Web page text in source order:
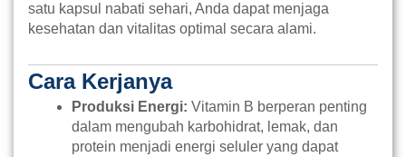
satu kapsul nabati sehari, Anda dapat menjaga
kesehatan dan vitalitas optimal secara alami.
Cara Kerjanya
Produksi Energi: Vitamin B berperan penting
dalam mengubah karbohidrat, lemak, dan
protein menjadi energi seluler yang dapat